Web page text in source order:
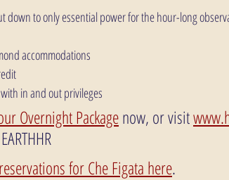
down to only essential power for the hour-long
accommodations
in and out privileges
Overnight Package now, or visit
for Che Figata here.